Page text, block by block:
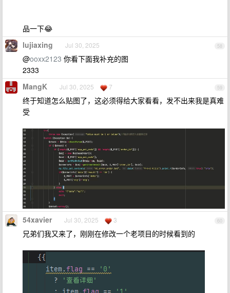
品一下😂
58
lujiaxing Jul 30, 2025
@ooxx2123 你看下面我补充的图
2333
59
MangK Jul 30, 2025 7
终于知道怎么贴图了，这必须得给大家看看，发不出来我是真难
受
60
54xavier Jul 30, 2025 3
兄弟们我又来了，刚刚在修改一个老项目的时候看到的